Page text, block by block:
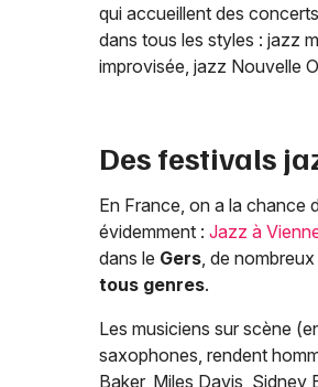
qui accueillent des
dans tous les styles : jazz
improvisée, jazz Nouvelle
Des festivals
En France, on a la chance
évidemment : Jazz à
dans le Gers , de
tous genres.
Les musiciens sur scène
saxophones, rendent
Baker, Miles Davis, Sidney